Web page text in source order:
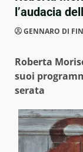
l’audacia
GENNARO DI
Roberta
suoi
serata